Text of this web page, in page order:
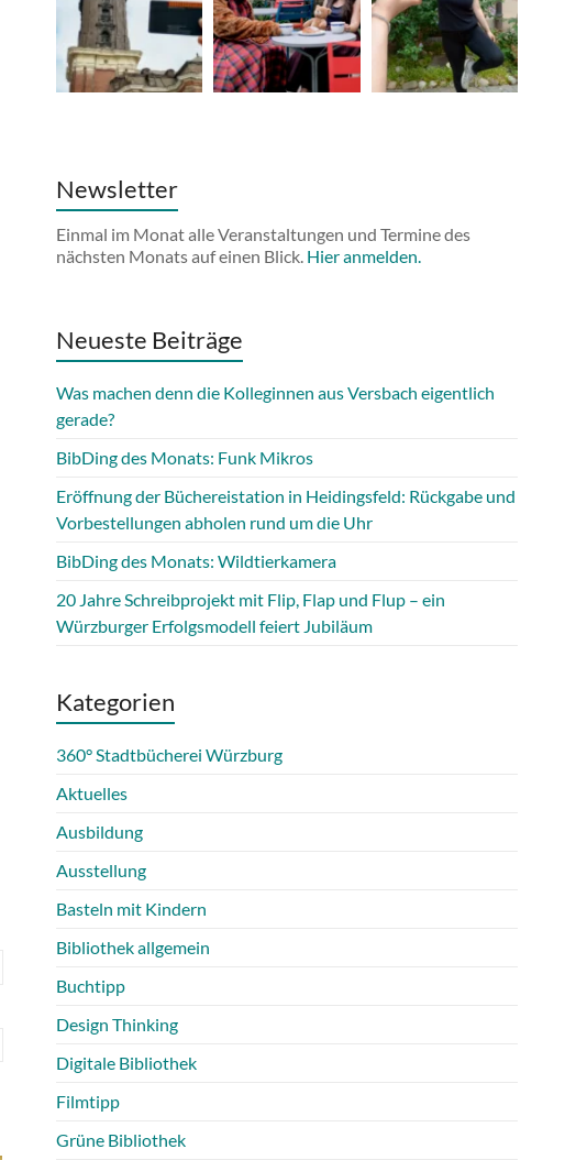
Newsletter
Einmal im Monat alle Veranstaltungen und Termine des
nächsten Monats auf einen Blick. Hier anmelden.
Neueste Beiträge
Was machen denn die Kolleginnen aus Versbach eigentlich
gerade?
BibDing des Monats: Funk Mikros
Eröffnung der Büchereistation in Heidingsfeld: Rückgabe und
Vorbestellungen abholen rund um die Uhr
BibDing des Monats: Wildtierkamera
20 Jahre Schreibprojekt mit Flip, Flap und Flup – ein
Würzburger Erfolgsmodell feiert Jubiläum
Kategorien
360° Stadtbücherei Würzburg
Aktuelles
Ausbildung
Ausstellung
Basteln mit Kindern
Bibliothek allgemein
Buchtipp
Design Thinking
Digitale Bibliothek
Filmtipp
Grüne Bibliothek